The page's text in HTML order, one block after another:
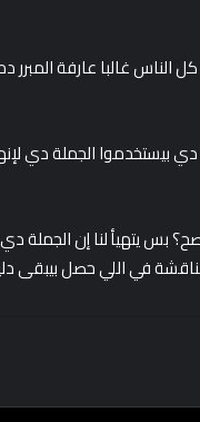
كل الناس غالبا عارفة
دي بيستخدموا الجملة دي
بس يتهيأ لنا إن الجملة
في اللي حصل بيبقى